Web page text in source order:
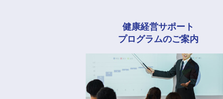
健康経営サポート
プログラムのご案内